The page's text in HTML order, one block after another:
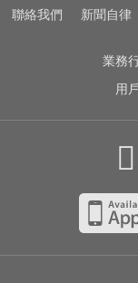
聯絡我們 新聞自律
業務
用